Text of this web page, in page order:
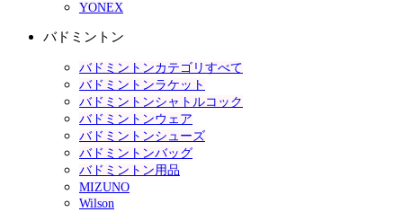
YONEX
バドミントン
バドミントンカテゴリすべて
バドミントンラケット
バドミントンシャトルコック
バドミントンウェア
バドミントンシューズ
バドミントンバッグ
バドミントン用品
MIZUNO
Wilson